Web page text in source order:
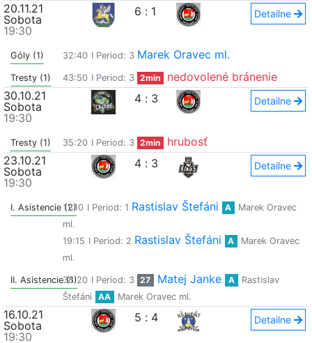
20.11.21
Sobota
19:30
6 : 1 Detailne
Góly (1) 32:40 I Period: 3 Marek Oravec ml.
Tresty (1) 43:50 I Period: 3 2min
nedovolené bránenie
30.10.21
Sobota
19:30
4 : 3 Detailne
Tresty (1) 35:20 I Period: 3 2min
hrubosť
23.10.21
Sobota
19:30
4 : 3 Detailne
I. Asistencie (2)
11:10 I Period: 1 Rastislav Štefáni A
Marek Oravec
ml.
19:15 I Period: 2 Rastislav Štefáni A
Marek Oravec
ml.
II. Asistencie (1)
38:20 I Period: 3 27 Matej Janke A
Rastislav
Štefáni
AA Marek Oravec ml.
16.10.21
Sobota
19:30
5 : 4 Detailne